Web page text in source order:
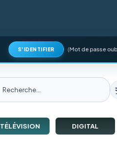
S'IDENTIFIER (Mot de passe
TÉLÉVISION DIGITAL